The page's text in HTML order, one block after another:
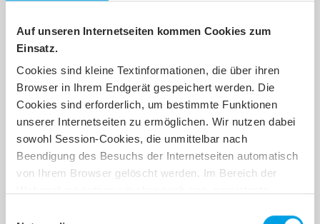
Auf unseren Internetseiten kommen Cookies zum
Einsatz.
Cookies sind kleine Textinformationen, die über ihren
Browser in Ihrem Endgerät gespeichert werden. Die
Cookies sind erforderlich, um bestimmte Funktionen
unserer Internetseiten zu ermöglichen. Wir nutzen dabei
sowohl Session-Cookies, die unmittelbar nach
Beendigung des Besuchs der Internetseiten automatisch
von Ihrem Browser gelöscht werden. Im Bereich der
Fiete.Net
In einer zukunftsweisenden Kooperation arbeiten die Ämter
Dänischenhagen, Dänischer Wohld und Hüttener Berge dafür
mit der net services zusammen. Der eigens dafür gegründete
Breitbandzweckverband (BZV) erstellte ein Leerrohrnetz, dass
die net services gepachtet und mit Glasfasern gefüllt hat. Mit
Fiete.Net wurde eine regionale Marke geschaffen, die genau
auf die Bedürfnisse und Anforderungen der Bürgerinnen und
Bürger zugeschnitten wurde.